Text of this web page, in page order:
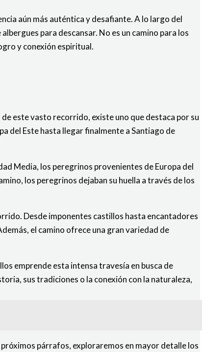
aún más auténtica y desafiante. A lo largo del
para descansar. No es un camino para los
y conexión espiritual.
este vasto recorrido, existe uno que destaca por su
del Este hasta llegar finalmente a Santiago de
Media, los peregrinos provenientes de Europa del
los peregrinos dejaban su huella a través de los
Desde imponentes castillos hasta encantadores
el camino ofrece una gran variedad de
emprende esta intensa travesía en busca de
sus tradiciones o la conexión con la naturaleza,
párrafos, exploraremos en mayor detalle los